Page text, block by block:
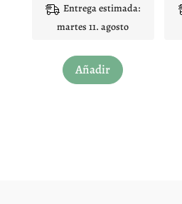
de 5
Entrega estimada:
martes 11. agosto
Añadir